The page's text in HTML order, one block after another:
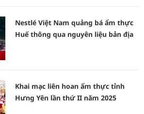
Nestlé Việt Nam quảng bá ẩm thực
Huế thông qua nguyên liệu bản địa
Khai mạc liên hoan ẩm thực tỉnh
Hưng Yên lần thứ II năm 2025